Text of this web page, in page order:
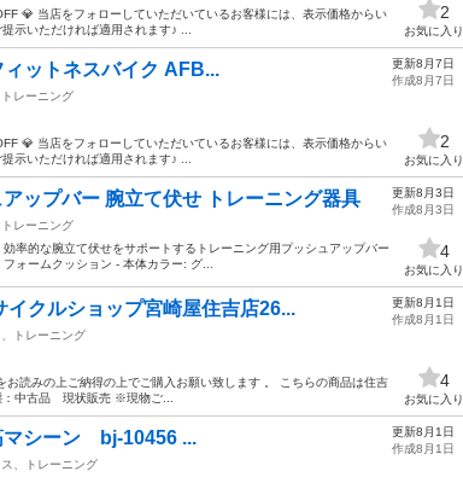
💎 当店をフォローしていただいているお客様には、表示価格からい
示いただければ適用されます♪ ...
2
お気に入り
ィットネスバイク AFB...
レーニング
💎 当店をフォローしていただいているお客様には、表示価格からい
示いただければ適用されます♪ ...
更新8月7日
作成8月7日
2
お気に入り
ップバー 腕立て伏せ トレーニング器具
レーニング
率的な腕立て伏せをサポートするトレーニング用プッシュアップバー
ォームクッション - 本体カラー: グ...
更新8月3日
作成8月3日
4
お気に入り
クルショップ宮崎屋住吉店26...
トレーニング
読みの上ご納得の上でご購入お願い致します 。 こちらの商品は住吉
：中古品 現状販売 ※現物ご...
更新8月1日
作成8月1日
4
お気に入り
マシーン bj-10456 ...
、トレーニング
更新8月1日
作成8月1日